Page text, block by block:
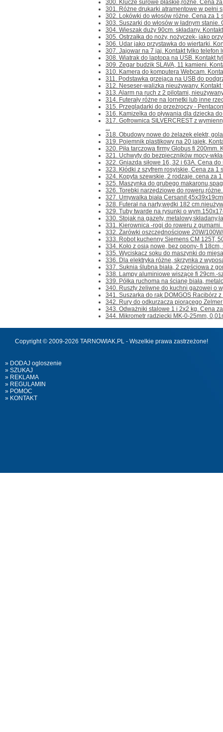
300. Klucze surowe płaskie,różne. Cena
301. Różne drukarki atramentowe w pełni
302. Lokówki do włosów różne. Cena za 1
303. Suszarki do włosów w ładnym
304. Wieszak duży 90cm. składany.
305. Ostrzałka do noży, nożyczek- jako
306. Udar jako przystawka do wiertarki.
307. Jajowar na 7 jaj. Kontakt tylko telefon
308. Wiatrak do laptopa na USB. Kontakt
309. Zegar budzik SLAVA, 11 kamieni.
310. Kamera do komputera Webcam.
311. Podstawka grzejąca na USB do
312. Neseser-walizka nieużywany. Kontakt
313. Alarm na ruch z 2 pilotami,
314. Futerały różne na lornetki lub inne
315. Przeglądarki do przeżroczy -
316. Kamizelka do pływania dla dziecka
317. Gofrownica SILVERCREST z
...
318. Obudowy nowe do żelazek elektr,
319. Pojemnik plastikowy na 20 jajek,
320. Piła tarczowa firmy Globus fi 200mm.
321. Uchwyty do bezpieczników mocy-
322. Gniazda siłowe 16, 32 i 63A. Cena
323. Kłódki z szyfrem rosyjskie, Cena za 1
324. Kopyta szewskie, 2 rodzaje. cena za 1
325. Maszynka do grubego
326. Torebki narzędziowe do
327. Umywalka biała Cersanit
328. Futerał na narty,wędki 182
329. Tuby twarde na rysunki o
330. Stojak na gazety,
331. Kierownica -rogi do roweru z gumami.
332. Żarówki oszczędnościowe 20W/
333. Robot kuchenny Siemens CM 125T,
334. Koło z osią nowe, bez opony- fi
335. Wyciskacz soku do maszynki do
336. Dla elektryka różne, skrzynka z
337. Suknia ślubna biała, 2 częściowa z
338. Lampy aluminiowe wiszące fi 29cm.-
339. Półka ruchoma na ścianę biała,
340. Ruszty żeliwne do kuchni gazowej o
341. Suszarka do rąk DOMGOS Racibórz
342. Rury do odkurzacza piorącego
343. Odważniki stalowe 1 i 2x2 kg. Cena
344. Mikrometr radziecki MK-0-25mm,
Copyright © 2009-2026 TARNOWIAK.PL - Wszelkie prawa zastrzeżone!
» DODAJ ogloszenie
» SZUKAJ
» REKLAMA
» REGULAMIN
» POMOC
» KONTAKT